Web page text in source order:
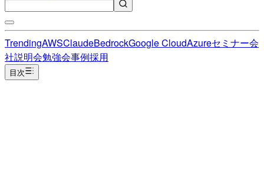
TrendingAWSClaudeBedrockGoogle CloudAzureセミナー会
社説明会勉強会事例採用
目次